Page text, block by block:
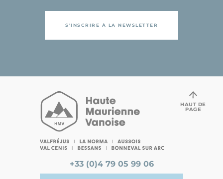
S'INSCRIRE À LA NEWSLETTER
+33 (0)4 79 05 99 06
HAUT DE
PAGE